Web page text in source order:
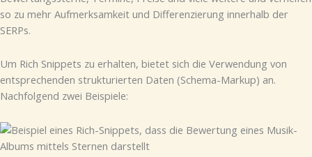
so zu mehr Aufmerksamkeit und Differenzierung innerhalb der
SERPs.
Um Rich Snippets zu erhalten, bietet sich die Verwendung von
entsprechenden strukturierten Daten (Schema-Markup) an.
Nachfolgend zwei Beispiele: